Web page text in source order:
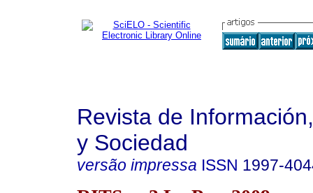
Revista de
y Sociedad
versão impressa ISSN 1997-